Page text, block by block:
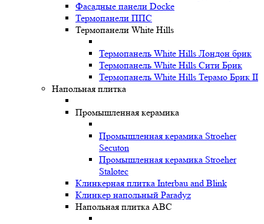
Фасадные панели Docke
Термопанели ППС
Термопанели White Hills
Термопанель White Hills Лондон брик
Термопанель White Hills Сити Брик
Термопанель White Hills Терамо Брик II
Напольная плитка
Промышленная керамика
Промышленная керамика Stroeher
Secuton
Промышленная керамика Stroeher
Stalotec
Клинкерная плитка Interbau and Blink
Клинкер напольный Paradyz
Напольная плитка ABC